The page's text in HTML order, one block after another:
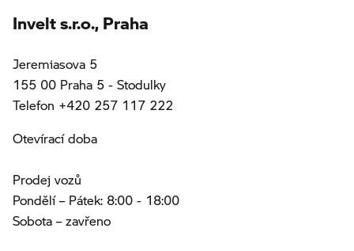
Invelt s.r.o., Praha
Jeremiasova 5
155 00 Praha 5 - Stodulky
Telefon +420 257 117 222
Otevírací doba
Prodej vozů
Pondělí – Pátek: 8:00 - 18:00
Sobota – zavřeno